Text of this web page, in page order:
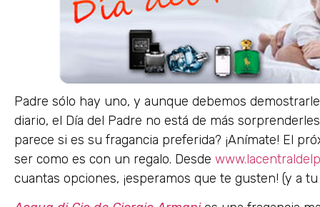
Padre sólo hay uno, y aunque debemos
diario, el Día del Padre no está de más
parece si es su fragancia preferida? ¡Anímate! El
ser como es con un regalo. Desde
cuantas opciones, ¡esperamos que te gusten! (y a